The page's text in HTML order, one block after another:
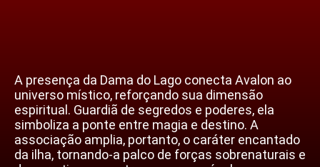
A presença da Dama do Lago conecta Avalon ao
universo místico, reforçando sua dimensão
espiritual. Guardiã de segredos e poderes, ela
simboliza a ponte entre magia e destino. A
associação amplia, portanto, o caráter encantado
da ilha, tornando-a palco de forças sobrenaturais e